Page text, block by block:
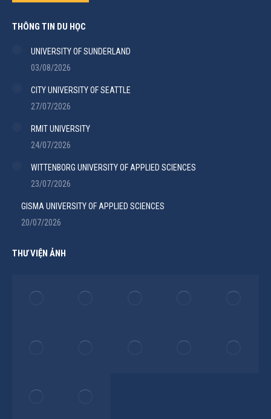
THÔNG TIN DU HỌC
UNIVERSITY OF SUNDERLAND
03/08/2026
CITY UNIVERSITY OF SEATTLE
27/07/2026
RMIT UNIVERSITY
24/07/2026
WITTENBORG UNIVERSITY OF APPLIED SCIENCES
23/07/2026
GISMA UNIVERSITY OF APPLIED SCIENCES
20/07/2026
THƯ VIỆN ẢNH